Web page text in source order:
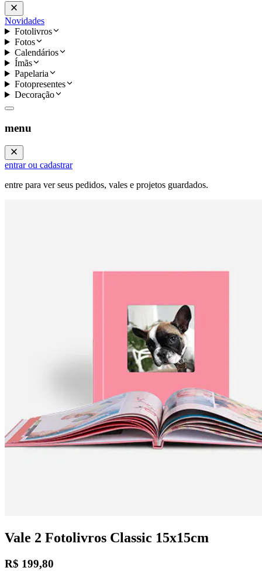
Novidades
Fotolivros
Fotos
Calendários
Ímãs
Papelaria
Fotopresentes
Decoração
menu
entrar ou cadastrar
entre para ver seus pedidos, vales e projetos guardados.
Vale 2 Fotolivros Classic 15x15cm
R$ 199,80